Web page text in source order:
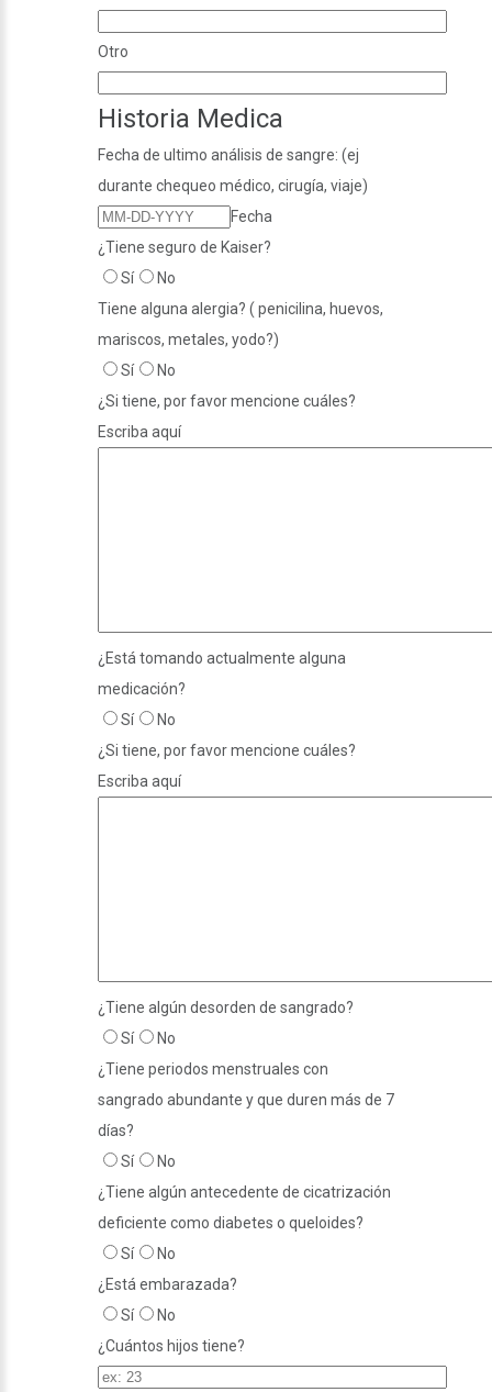
Otro
Historia Medica
Fecha de ultimo análisis de sangre: (ej
durante chequeo médico, cirugía, viaje)
Fecha
¿Tiene seguro de Kaiser?
Sí
No
Tiene alguna alergia? ( penicilina, huevos,
mariscos, metales, yodo?)
Sí
No
¿Si tiene, por favor mencione cuáles?
Escriba aquí
¿Está tomando actualmente alguna
medicación?
Sí
No
¿Si tiene, por favor mencione cuáles?
Escriba aquí
¿Tiene algún desorden de sangrado?
Sí
No
¿Tiene periodos menstruales con
sangrado abundante y que duren más de 7
días?
Sí
No
¿Tiene algún antecedente de cicatrización
deficiente como diabetes o queloides?
Sí
No
¿Está embarazada?
Sí
No
¿Cuántos hijos tiene?